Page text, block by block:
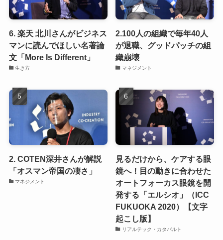
6. 楽天 北川さんがビジネス
マンに読んでほしい名著論
文「More Is Different」
生き方
2.100人の組織で毎年40人
が退職、グッドパッチの組
織崩壊
マネジメント
2. COTEN深井さんが解説
「オスマン帝国の凄さ」
マネジメント
見るだけから、ケアする眼
鏡へ！目の動きに合わせた
オートフォーカス眼鏡を開
発する「エルシオ」（ICC
FUKUOKA 2020）【文字
起こし版】
リアルテック・カタパルト